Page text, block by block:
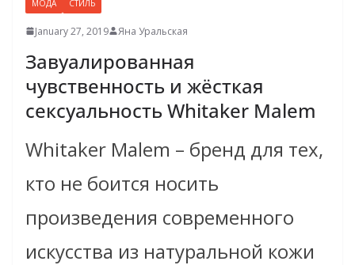
МОДА СТИЛЬ
January 27, 2019 Яна Уральская
Завуалированная
чувственность и жёсткая
сексуальность Whitaker Malem
Whitaker Malem – бренд для тех,
кто не боится носить
произведения современного
искусства из натуральной кожи